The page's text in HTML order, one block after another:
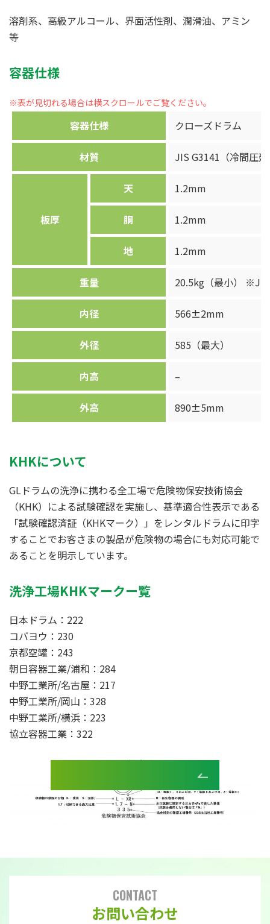
溶剤系、高級アルコール、界面活性剤、潤滑油、アミン
等
容器仕様
容器仕様 クローズドラム
材質 JIS G3141（冷間圧
板厚
天 1.2mm
胴 1.2mm
地 1.2mm
重量 20.5kg（最小）
内径 566±2mm
外径 585（最大）
内高 –
外高 890±5mm
KHKについて
GLドラムの洗浄に携わる全工場で危険物保安技術協会
（KHK）による試験確認を実施し、基準適合性表示である
「試験確認済証（KHKマーク）」をレンタルドラムに印字
することでお客さまの製品が危険物の場合にも対応可能で
あることを明示しています。
洗浄工場KHKマークー覧
日本ドラム：222
コバヨウ：230
京都空罐：243
朝日容器工業/浦和：284
中野工業所/名古屋：217
中野工業所/岡山：328
中野工業所/横浜：223
協立容器工業：322
CONTACT
お問い合わせ